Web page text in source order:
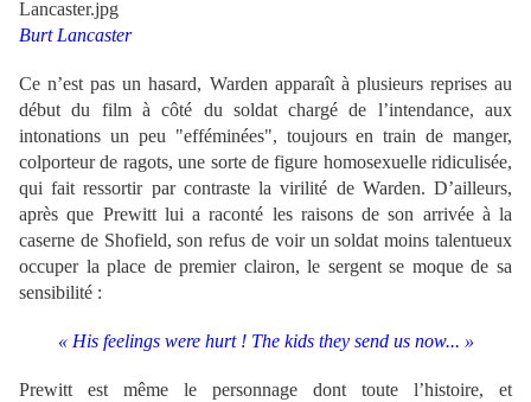
Burt Lancaster
Ce n’est pas un hasard, Warden apparaît à plusieurs reprises au
début du film à côté du soldat chargé de l’intendance, aux
intonations un peu "efféminées", toujours en train de manger,
colporteur de ragots, une sorte de figure homosexuelle ridiculisée,
qui fait ressortir par contraste la virilité de Warden. D’ailleurs,
après que Prewitt lui a raconté les raisons de son arrivée à la
caserne de Shofield, son refus de voir un soldat moins talentueux
occuper la place de premier clairon, le sergent se moque de sa
sensibilité :
« His feelings were hurt ! The kids they send us now... »
Prewitt est même le personnage dont toute l’histoire, et